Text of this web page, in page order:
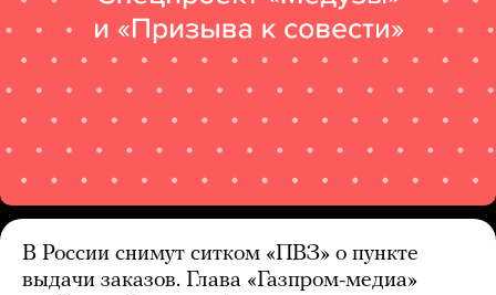
В России снимут ситком «ПВЗ» о пункте
выдачи заказов. Глава «Газпром-медиа»